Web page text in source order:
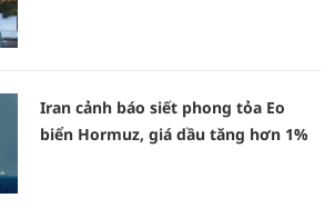
Iran cảnh báo siết phong tỏa Eo
biển Hormuz, giá dầu tăng hơn 1%